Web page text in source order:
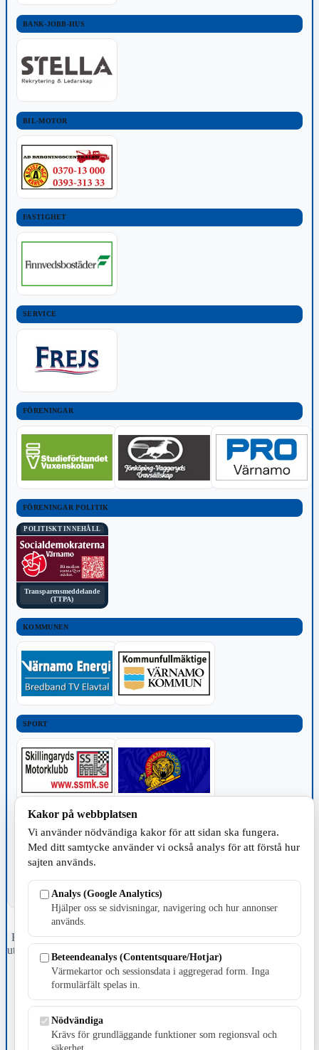
BANK-JOBB-HUS
BIL-MOTOR
FASTIGHET
SERVICE
FÖRENINGAR
FÖRENINGAR POLITIK
POLITISKT INNEHÅLL
Transparensmeddelande
(TTPA)
KOMMUNEN
SPORT
TILLVERKNING
Fristående webbtidningsföretag grundat 1991 som sedan 2002 ger
ut tidningen Skillingaryd.nu och 2010 lanserades Värnamo.nu. Från
april 2026 omfattar Skillingaryd.nu tre kommuner: Gnosjö,
Värnamo och Vaggeryds kommun.
Kontakta oss
Postadress: Gisslaköp 1, 568 92 Skillingaryd
Kakor på webbplatsen
Vi använder nödvändiga kakor för att sidan ska fungera.
Med ditt samtycke använder vi också analys för att förstå hur
sajten används.
Analys (Google Analytics)
Hjälper oss se sidvisningar, navigering och hur annonser
används.
Beteendeanalys (Contentsquare/Hotjar)
Värmekartor och sessionsdata i aggregerad form. Inga
formulärfält spelas in.
Nödvändiga
Krävs för grundläggande funktioner som regionsval och